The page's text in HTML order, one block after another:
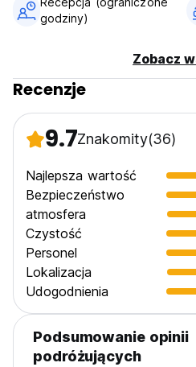
godziny)
Zobacz
Recenzje
9.7Znakomity(36)
Najlepsza wartość
Bezpieczeństwo
atmosfera
Czystość
Personel
Lokalizacja
Udogodnienia
Podsumowanie opinii
podróżujących